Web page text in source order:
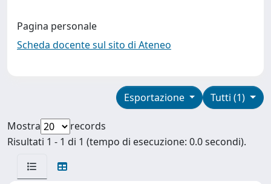
Pagina personale
Scheda docente sul sito di Ateneo
Tutti (1)
Esportazione
Mostra
records
Risultati 1 - 1 di 1 (tempo di esecuzione: 0.0 secondi).